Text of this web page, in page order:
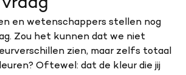
en wetenschappers stellen nog
Zou het kunnen dat we niet
zien, maar zelfs totaal
Oftewel: dat de kleur die jij